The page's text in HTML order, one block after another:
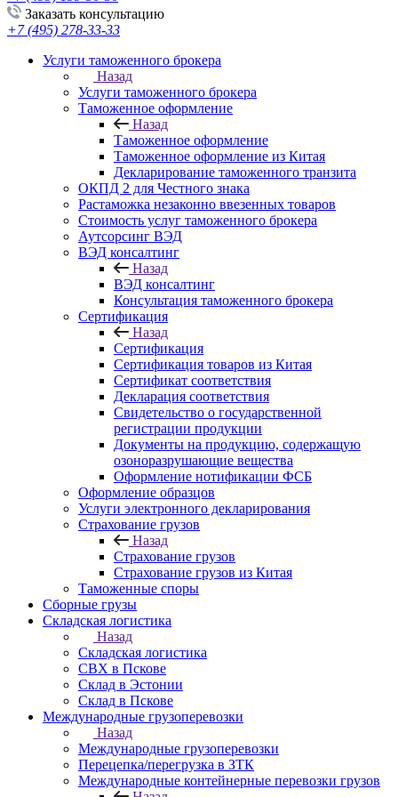
Заказать консультацию
+7 (495) 278-33-33
Услуги таможенного брокера
Назад
Услуги таможенного брокера
Таможенное оформление
Назад
Таможенное оформление
Таможенное оформление из Китая
Декларирование таможенного транзита
ОКПД 2 для Честного знака
Растаможка незаконно ввезенных товаров
Стоимость услуг таможенного брокера
Аутсорсинг ВЭД
ВЭД консалтинг
Назад
ВЭД консалтинг
Консультация таможенного брокера
Сертификация
Назад
Сертификация
Сертификация товаров из Китая
Сертификат соответствия
Декларация соответствия
Свидетельство о государственной
регистрации продукции
Документы на продукцию, содержащую
озоноразрушающие вещества
Оформление нотификации ФСБ
Оформление образцов
Услуги электронного декларирования
Страхование грузов
Назад
Страхование грузов
Страхование грузов из Китая
Таможенные споры
Сборные грузы
Складская логистика
Назад
Складская логистика
СВХ в Пскове
Склад в Эстонии
Склад в Пскове
Международные грузоперевозки
Назад
Международные грузоперевозки
Перецепка/перегрузка в ЗТК
Международные контейнерные перевозки грузов